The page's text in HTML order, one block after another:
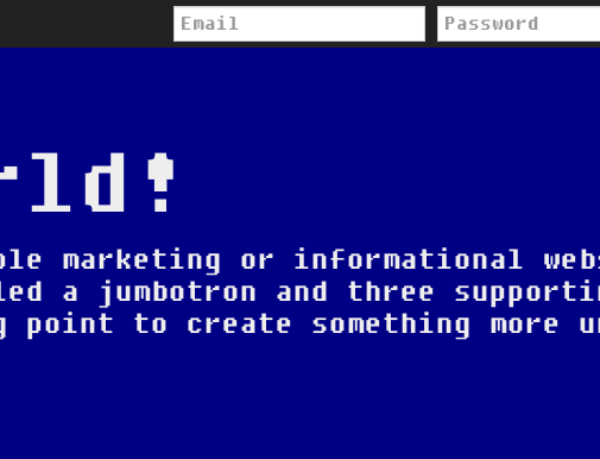
marketing or informational
a jumbotron and three
to create something more